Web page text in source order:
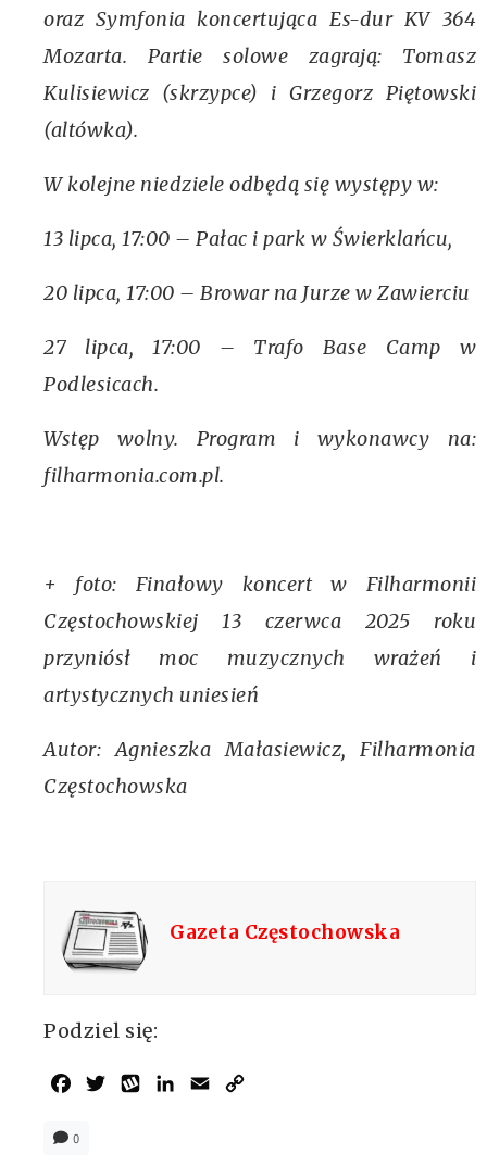
oraz Symfonia koncertująca Es-dur KV 364
Mozarta. Partie solowe zagrają: Tomasz
Kulisiewicz (skrzypce) i Grzegorz Piętowski
(altówka).
W kolejne niedziele odbędą się występy w:
13 lipca, 17:00 – Pałac i park w Świerklańcu,
20 lipca, 17:00 – Browar na Jurze w Zawierciu
27 lipca, 17:00 – Trafo Base Camp w
Podlesicach.
Wstęp wolny. Program i wykonawcy na:
filharmonia.com.pl.
+ foto: Finałowy koncert w Filharmonii
Częstochowskiej 13 czerwca 2025 roku
przyniósł moc muzycznych wrażeń i
artystycznych uniesień
Autor: Agnieszka Małasiewicz, Filharmonia
Częstochowska
Gazeta Częstochowska
Podziel się:
Facebook
TwitterWykopLinkedIn
Email
0